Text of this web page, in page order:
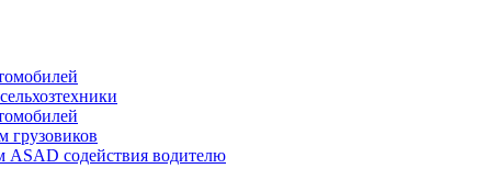
грузовиков
ASAD содействия водителю